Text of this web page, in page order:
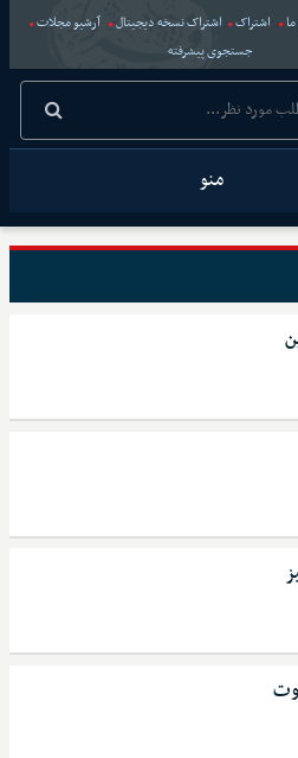
اشتراک اشتراک نسخه دیجیتال
آرشیو مجلات
جستجوی پیشرفته
منو